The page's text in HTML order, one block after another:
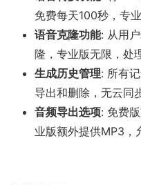
免费每天100秒，专
语音克隆功能: 从用
隆，专业版无限，处
生成历史管理: 所有
导出和删除，无云同
音频导出选项: 免费
业版额外提供MP3，